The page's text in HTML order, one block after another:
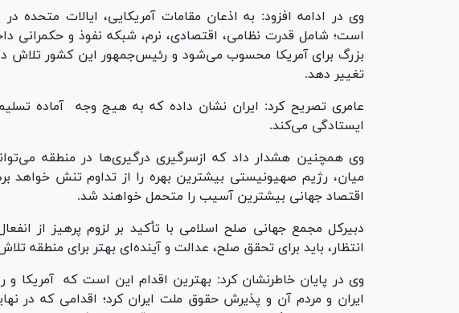
وی در ادامه افزود: به اذعان مقامات آمریکایی، ایالات
است؛ شامل قدرت نظامی، اقتصادی، نرم، شبکه نفوذ و حکمرانی
بزرگ برای آمریکا محسوب می‌شود و رئیس‌جمهور این کشور تلاش
تغییر دهد.
عامری تصریح کرد: ایران نشان داده که به هیج وجه آماده
ایستادگی می‌کند.
وی همچنین هشدار داد که ازسرگیری درگیری‌ها در منطقه
میان، رژیم صهیونیستی بیشترین بهره را از تداوم تنش خواهد
اقتصاد جهانی بیشترین آسیب را متحمل خواهند شد.
دبیرکل مجمع جهانی صلح اسلامی با تأکید بر لزوم پرهیز از
انتظار، باید برای تحقق صلح، عدالت و آینده‌ای بهتر برای منطقه
وی در پایان خاطرنشان کرد: بهترین اقدام این است که آمریکا
ایران و مردم آن و پذیرش حقوق ملت ایران کرد؛ اقدامی که در